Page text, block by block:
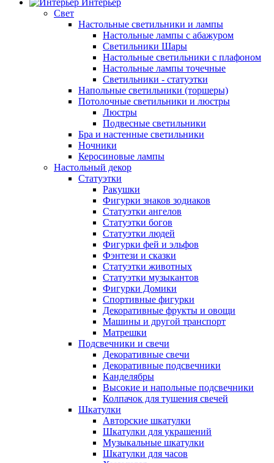
Интерьер
Свет
Настольные светильники и лампы
Настольные лампы с абажуром
Светильники Шары
Настольные светильники с плафоном
Настольные лампы точечные
Светильники - статуэтки
Напольные светильники (торшеры)
Потолочные светильники и люстры
Люстры
Подвесные светильники
Бра и настенные светильники
Ночники
Керосиновые лампы
Настольный декор
Статуэтки
Ракушки
Фигурки знаков зодиаков
Статуэтки ангелов
Статуэтки богов
Статуэтки людей
Фигурки фей и эльфов
Фэнтези и сказки
Статуэтки животных
Статуэтки музыкантов
Фигурки Домики
Спортивные фигурки
Декоративные фрукты и овощи
Машины и другой транспорт
Матрешки
Подсвечники и свечи
Декоративные свечи
Декоративные подсвечники
Канделябры
Высокие и напольные подсвечники
Колпачок для тушения свечей
Шкатулки
Авторские шкатулки
Шкатулки для украшений
Музыкальные шкатулки
Шкатулки для часов